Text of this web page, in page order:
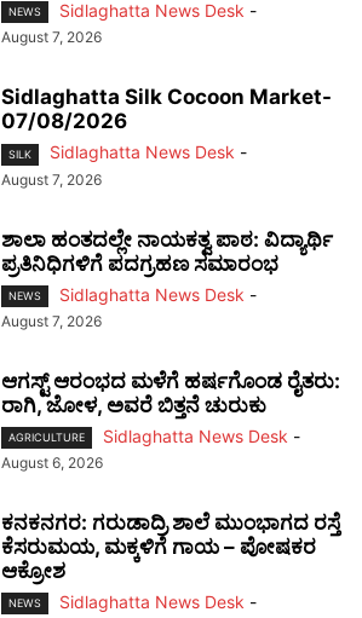
NEWS Sidlaghatta News Desk -
August 7, 2026
Sidlaghatta Silk Cocoon Market-
07/08/2026
SILK Sidlaghatta News Desk -
August 7, 2026
ಶಾಲಾ ಹಂತದಲ್ಲೇ ನಾಯಕತ್ವ ಪಾಠ: ವಿದ್ಯಾರ್ಥಿ
ಪ್ರತಿನಿಧಿಗಳಿಗೆ ಪದಗ್ರಹಣ ಸಮಾರಂಭ
NEWS Sidlaghatta News Desk -
August 7, 2026
ಆಗಸ್ಟ್ ಆರಂಭದ ಮಳೆಗೆ ಹರ್ಷಗೊಂಡ ರೈತರು:
ರಾಗಿ, ಜೋಳ, ಅವರೆ ಬಿತ್ತನೆ ಚುರುಕು
AGRICULTURE Sidlaghatta News Desk -
August 6, 2026
ಕನಕನಗರ: ಗರುಡಾದ್ರಿ ಶಾಲೆ ಮುಂಭಾಗದ ರಸ್ತೆ
ಕೆಸರುಮಯ, ಮಕ್ಕಳಿಗೆ ಗಾಯ – ಪೋಷಕರ
ಆಕ್ರೋಶ
NEWS Sidlaghatta News Desk -